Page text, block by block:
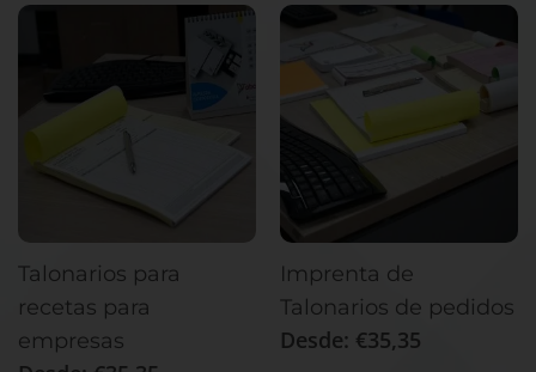
Talonarios para
recetas para
empresas
Imprenta de
Talonarios de pedidos
Desde: €35,35